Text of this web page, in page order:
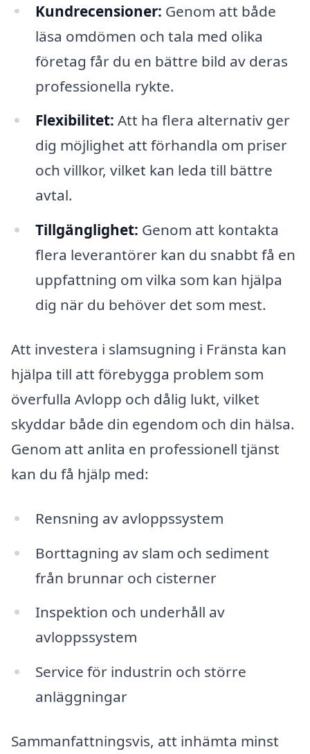
Kundrecensioner: Genom att både
läsa omdömen och tala med olika
företag får du en bättre bild av deras
professionella rykte.
Flexibilitet: Att ha flera alternativ ger
dig möjlighet att förhandla om priser
och villkor, vilket kan leda till bättre
avtal.
Tillgänglighet: Genom att kontakta
flera leverantörer kan du snabbt få en
uppfattning om vilka som kan hjälpa
dig när du behöver det som mest.
Att investera i slamsugning i Fränsta kan
hjälpa till att förebygga problem som
överfulla Avlopp och dålig lukt, vilket
skyddar både din egendom och din hälsa.
Genom att anlita en professionell tjänst
kan du få hjälp med:
Rensning av avloppssystem
Borttagning av slam och sediment
från brunnar och cisterner
Inspektion och underhåll av
avloppssystem
Service för industrin och större
anläggningar
Sammanfattningsvis, att inhämta minst